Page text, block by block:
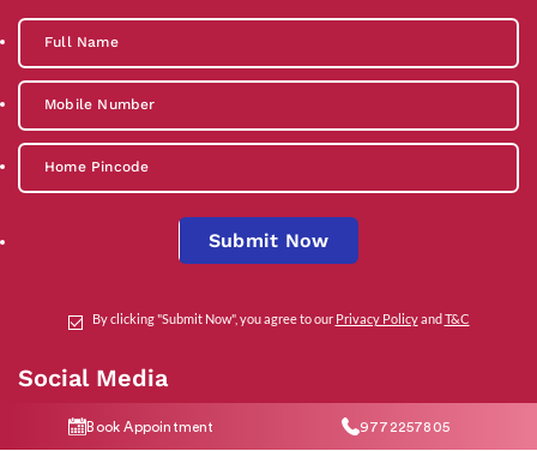
Book Appointment 9772257805
Submit Now
By clicking "Submit Now", you agree to our Privacy PolicyandT&C
Social Media